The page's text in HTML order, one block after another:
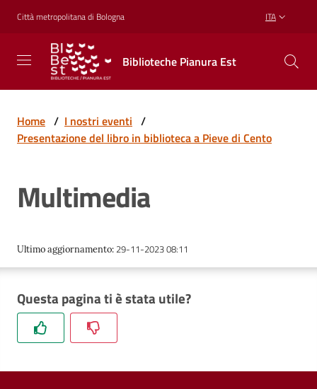
Vai al contenuto
Vai alla navigazione
Vai al footer
Città metropolitana di Bologna ITA
Biblioteche Pianura Est
Biblioteche
Pianura
Est
CREARE,
RICREARSI
Biblioteche
Cosa
Trova
libri
film
Home / I nostri eventi /
Presentazione del libro in biblioteca a Pieve di Cento
Multimedia
Ultimo aggiornamento: 29-11-2023 08:11
Questa pagina ti è stata utile?